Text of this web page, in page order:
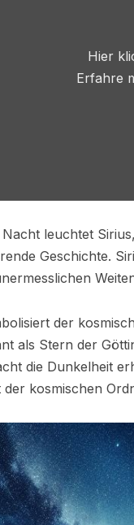
Hier
Erfahre
leuchtet
Geschichte.
der
als Stern der
die Dunkelheit
kosmischen